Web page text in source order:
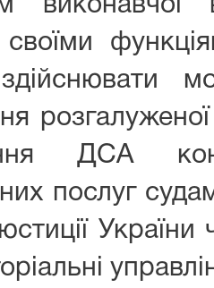
виконавчої
своїми
ДСА
послуг